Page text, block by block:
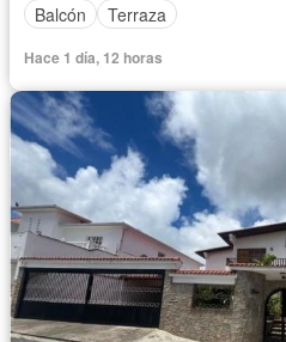
Balcón
Terraza
Hace 1 día, 12 horas